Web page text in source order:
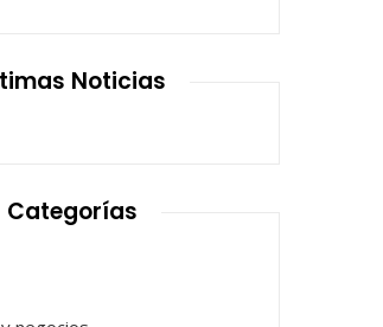
Noticias
Categorías